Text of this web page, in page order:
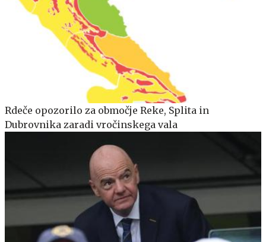
Rdeče opozorilo za območje Reke, Splita in
Dubrovnika zaradi vročinskega vala